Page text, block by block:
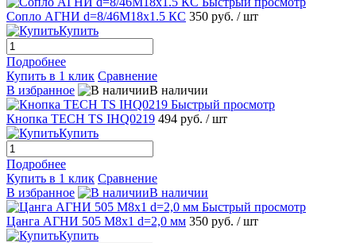
Сопло АГНИ d=8/46М18x1.5 КС 350 руб. / шт
Купить
Подробнее
Купить в 1 клик Сравнение
В избранное
В наличии
Быстрый просмотр
Кнопка TECH TS IHQ0219 494 руб. / шт
Купить
Подробнее
Купить в 1 клик Сравнение
В избранное
В наличии
Быстрый просмотр
Цанга АГНИ 505 М8х1 d=2,0 мм 350 руб. / шт
Купить